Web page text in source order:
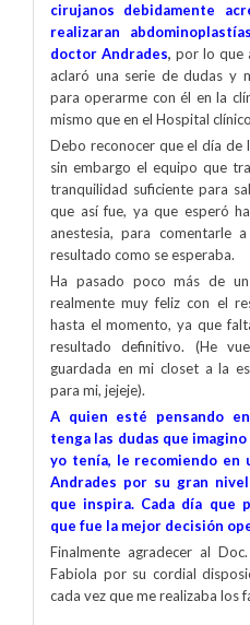
cirujanos debidamente
realizaran
doctor Andrades, por lo que
aclaró una serie de dudas y
para operarme con él en la
mismo que en el Hospital
Debo reconocer que el día de
sin embargo el equipo que
tranquilidad suficiente para
que así fue, ya que esperó
anestesia, para comentarle
resultado como se esperaba.
Ha pasado poco más de
realmente muy feliz con el
hasta el momento, ya que
resultado definitivo. (He
guardada en mi closet a la
para mi, jejeje).
A quien esté pensando
tenga las dudas que
yo tenía, le recomiendo en
Andrades por su gran
que inspira. Cada día que
que fue la mejor decisión
Finalmente agradecer al
Fabiola por su cordial
cada vez que me realizaba los